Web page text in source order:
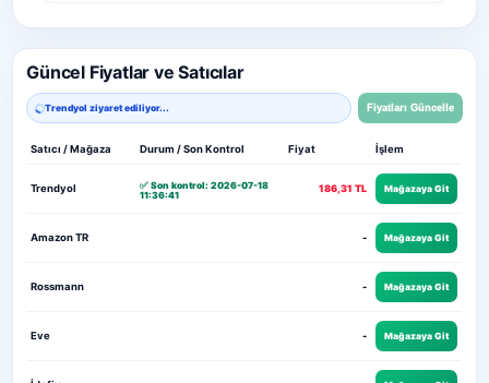
Güncel Fiyatlar ve Satıcılar
Trendyol ziyaret ediliyor... Fiyatları Güncelle
Satıcı / Mağaza Durum / Son Kontrol Fiyat İşlem
Trendyol
✅ Son kontrol: 2026-07-18
11:36:41
186,31 TL Mağazaya Git
Amazon TR - Mağazaya Git
Rossmann - Mağazaya Git
Eve - Mağazaya Git